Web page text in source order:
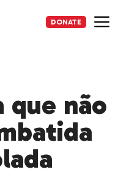
DONATE
que não